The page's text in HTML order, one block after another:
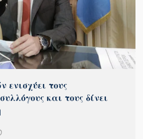
ενισχύει τους
και τους δίνει